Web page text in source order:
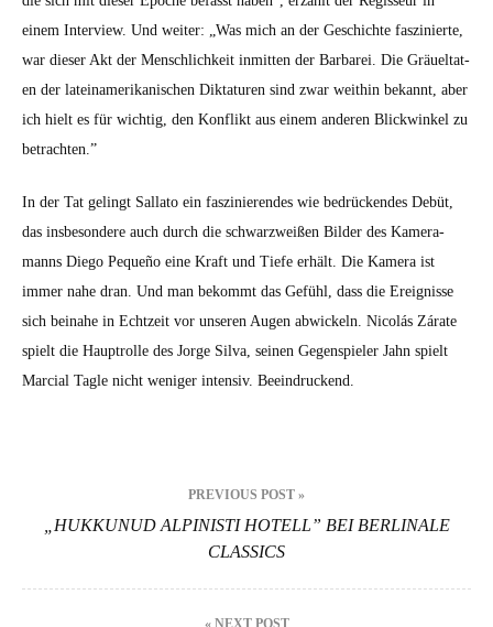
einem Inter­view. Und weit­er: „Was mich an der Geschichte faszinierte,
war dieser Akt der Men­schlichkeit inmit­ten der Bar­barei. Die Gräueltat­
en der lateinamerikanis­chen Dik­taturen sind zwar wei­thin bekan­nt, aber
ich hielt es für wichtig, den Kon­flikt aus einem anderen Blick­winkel zu
betra­cht­en.”
In der Tat gelingt Sal­la­to ein faszinieren­des wie bedrück­endes Debüt,
das ins­beson­dere auch durch die schwarzweißen Bilder des Kam­era­
manns Diego Pequeño eine Kraft und Tiefe erhält. Die Kam­era ist
immer nahe dran. Und man bekommt das Gefühl, dass die Ereignisse
sich beina­he in Echtzeit vor unseren Augen abwick­eln. Nicolás Zárate
spielt die Haup­trol­le des Jorge Sil­va, seinen Gegen­spiel­er Jahn spielt
Mar­cial Tagle nicht weniger inten­siv. Beein­druck­end.
PREVIOUS POST »
„HUKKUNUD ALPINISTI HOTELL” BEI BERLINALE
CLASSICS